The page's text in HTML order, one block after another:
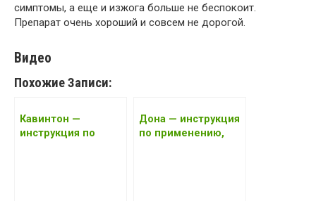
симптомы, а еще и изжога больше не беспокоит.
Препарат очень хороший и совсем не дорогой.
Видео
Похожие Записи:
Кавинтон —
инструкция по
Дона — инструкция
по применению,